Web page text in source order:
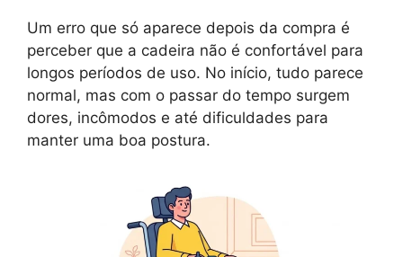
Um erro que só aparece depois da compra é
perceber que a cadeira não é confortável para
longos períodos de uso. No início, tudo parece
normal, mas com o passar do tempo surgem
dores, incômodos e até dificuldades para
manter uma boa postura.